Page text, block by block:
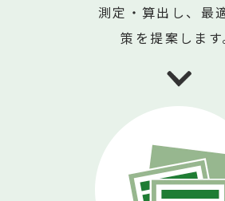
測定・算出し、最
策を提案します